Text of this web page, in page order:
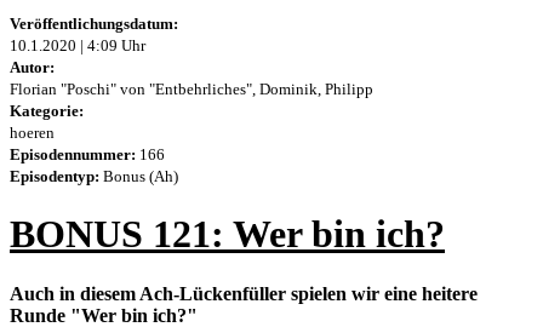
Veröffentlichungsdatum:
10.1.2020 | 4:09 Uhr
Autor:
Florian "Poschi" von "Entbehrliches", Dominik, Philipp
Kategorie:
hoeren
Episodennummer: 166
Episodentyp: Bonus (Ah)
BONUS 121: Wer bin ich?
Auch in diesem Ach-Lückenfüller spielen wir eine heitere
Runde "Wer bin ich?"